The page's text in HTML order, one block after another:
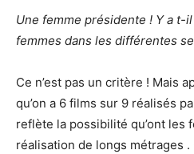
Une femme présidente ! Y a t-
femmes dans les différentes
Ce n’est pas un critère ! Mais
qu’on a 6 films sur 9 réalisés
reflète la possibilité qu’ont les
réalisation de longs métrages